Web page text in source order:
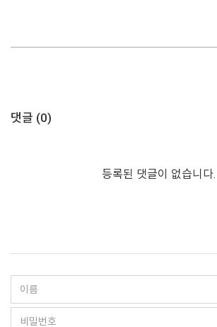
댓글 (0)
등록된 댓글이 없습니다.